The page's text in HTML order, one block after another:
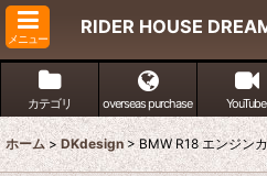
メニュー
RIDER HOUSE
カテゴリ overseas purchase YouTube
ホーム > DKdesign > BMW R18 エンジン